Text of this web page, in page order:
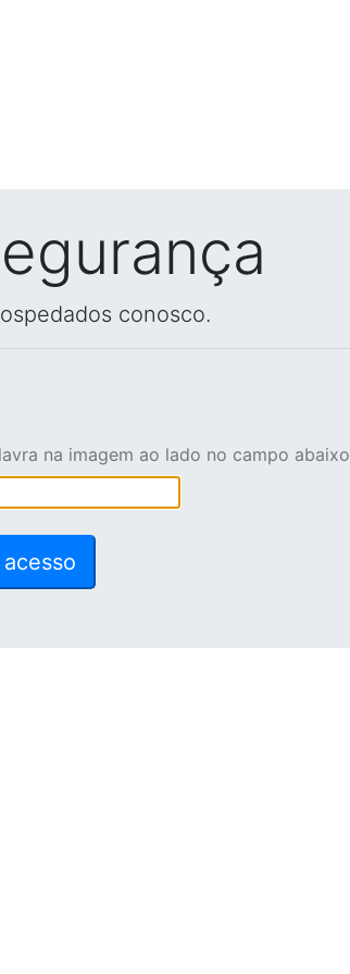
conosco.
na imagem ao lado no campo abaixo